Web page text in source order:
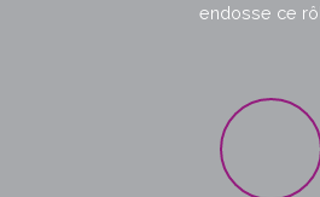
endosse ce